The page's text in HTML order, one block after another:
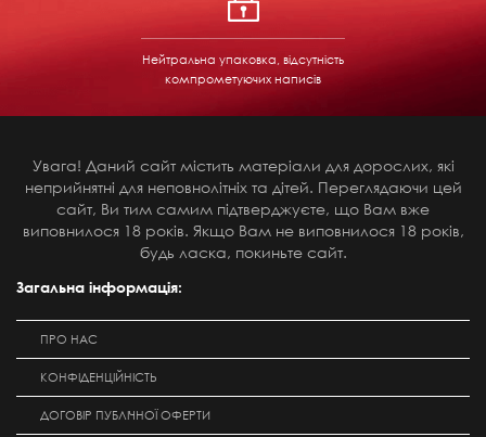
Нейтральна упаковка, відсутність
компрометуючих написів
Увага! Даний сайт містить матеріали для дорослих, які
неприйнятні для неповнолітніх та дітей. Переглядаючи цей
сайт, Ви тим самим підтверджуєте, що Вам вже
виповнилося 18 років. Якщо Вам не виповнилося 18 років,
будь ласка, покиньте сайт.
Загальна інформація:
ПРО НАС
КОНФІДЕНЦІЙНІСТЬ
ДОГОВІР ПУБЛІЧНОЇ ОФЕРТИ